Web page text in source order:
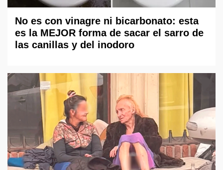
No es con vinagre ni bicarbonato: esta
es la MEJOR forma de sacar el sarro de
las canillas y del inodoro